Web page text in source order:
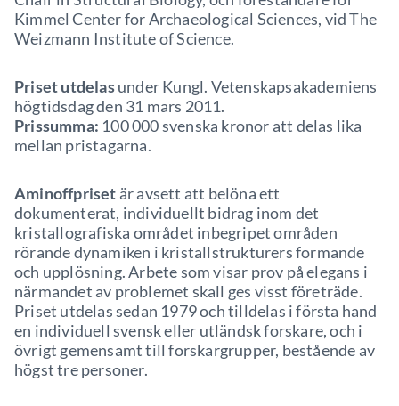
Kimmel Center for Archaeological Sciences, vid The
Weizmann Institute of Science.
Priset utdelasunder Kungl. Vetenskapsakademiens
högtidsdag den 31 mars 2011.
Prissumma: 100 000 svenska kronor att delas lika
mellan pristagarna.
Aminoffpriset är avsett att belöna ett
dokumenterat, individuellt bidrag inom det
kristallografiska området inbegripet områden
rörande dynamiken i kristallstrukturers formande
och upplösning. Arbete som visar prov på elegans i
närmandet av problemet skall ges visst företräde.
Priset utdelas sedan 1979 och tilldelas i första hand
en individuell svensk eller utländsk forskare, och i
övrigt gemensamt till forskargrupper, bestående av
högst tre personer.